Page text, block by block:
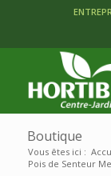
Boutique
Vous êtes ici :
Pois de Senteur